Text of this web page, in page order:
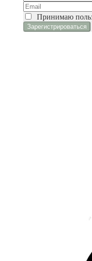
Принимаю